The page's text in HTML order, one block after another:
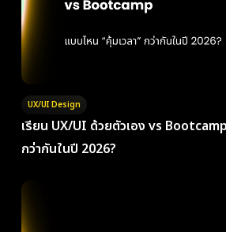
UX/UI Design
เรียน UX/UI ด้วยตัวเอง vs
กว่ากันในปี 2026?